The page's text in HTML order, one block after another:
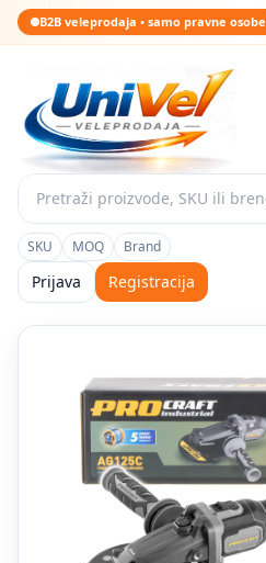
B2B veleprodaja • samo pravne osobe
SKU MOQ Brand
Prijava Registracija